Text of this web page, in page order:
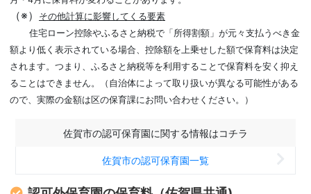
（※）
その他計算に影響してくる要素
住宅ローン控除やふるさと納税で「所得割額」が元々支払うべき金
額より低く表示されている場合、控除額を上乗せした額で保育料は決定
されます。つまり、ふるさと納税等を利用することで保育料を安く抑え
ることはできません。（自治体によって取り扱いが異なる可能性がある
ので、実際の金額は区の保育課にお問い合わせください。）
佐賀市の認可保育園に関する情報はコチラ
佐賀市の認可保育園一覧